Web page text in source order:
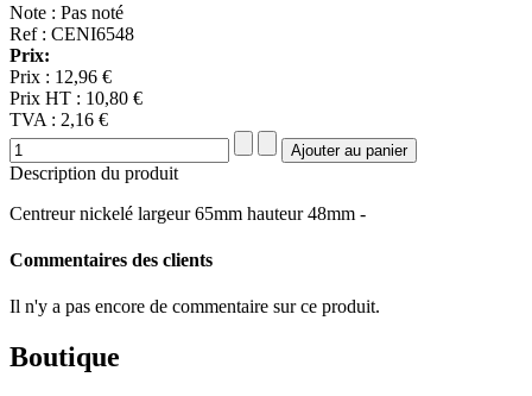
Note : Pas noté
Ref : CENI6548
Prix:
Prix : 12,96 €
Prix HT : 10,80 €
TVA : 2,16 €
Description du produit
Centreur nickelé largeur 65mm hauteur 48mm -
Commentaires des clients
Il n'y a pas encore de commentaire sur ce produit.
Boutique